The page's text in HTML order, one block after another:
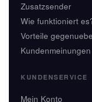
Zusatzsender
Wie funktioniert
Vorteile
Kundenmeinungen
KUNDENSERVICE
Mein Konto